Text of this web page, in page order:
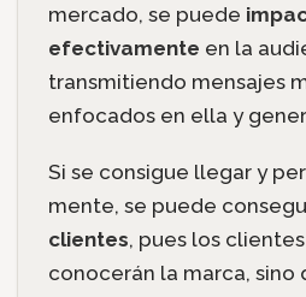
mercado, se puede
efectivamente en la
transmitiendo mensajes
enfocados en ella y
Si se consigue llegar y
mente, se puede
clientes, pues los
conocerán la marca, sino